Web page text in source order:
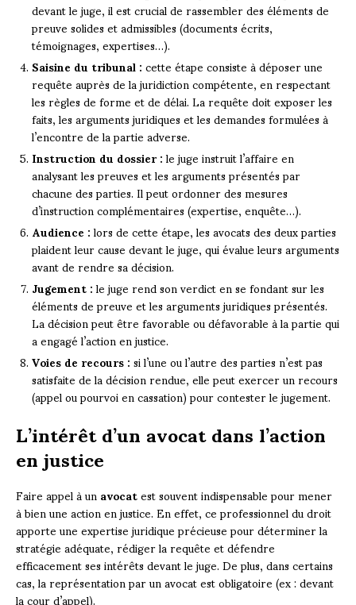
devant le juge, il est crucial de rassembler des éléments de
preuve solides et admissibles (documents écrits,
témoignages, expertises…).
Saisine du tribunal :cette étape consiste à déposer une
requête auprès de la juridiction compétente, en respectant
les règles de forme et de délai. La requête doit exposer les
faits, les arguments juridiques et les demandes formulées à
l’encontre de la partie adverse.
Instruction du dossier :le juge instruit l’affaire en
analysant les preuves et les arguments présentés par
chacune des parties. Il peut ordonner des mesures
d’instruction complémentaires (expertise, enquête…).
Audience :lors de cette étape, les avocats des deux parties
plaident leur cause devant le juge, qui évalue leurs arguments
avant de rendre sa décision.
Jugement :le juge rend son verdict en se fondant sur les
éléments de preuve et les arguments juridiques présentés.
La décision peut être favorable ou défavorable à la partie qui
a engagé l’action en justice.
Voies de recours :si l’une ou l’autre des parties n’est pas
satisfaite de la décision rendue, elle peut exercer un recours
(appel ou pourvoi en cassation) pour contester le jugement.
L’intérêt d’un avocat dans l’action
en justice
Faire appel à unavocatest souvent indispensable pour mener
à bien une action en justice. En effet, ce professionnel du droit
apporte une expertise juridique précieuse pour déterminer la
stratégie adéquate, rédiger la requête et défendre
efficacement ses intérêts devant le juge. De plus, dans certains
cas, la représentation par un avocat est obligatoire (ex : devant